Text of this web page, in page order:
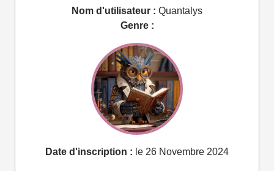
Nom d'utilisateur : Quantalys
Genre :
Date d'inscription : le 26 Novembre 2024